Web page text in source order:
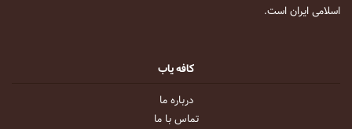
اسلامی ایران است.
کافه یاب
درباره ما
تماس با ما